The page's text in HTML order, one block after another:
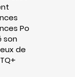
Po
son
de